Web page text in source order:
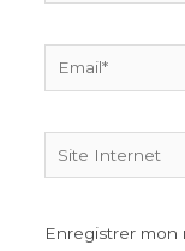
Site
Internet
Enregistrer mon